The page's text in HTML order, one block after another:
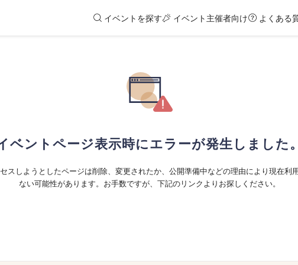
イベントを探す イベント主催者向け よくある
ベントページ表示時にエラーが発生しました。
スしようとしたページは削除、変更されたか、公開準備中などの理由により現在利
ない可能性があります。お手数ですが、下記のリンクよりお探しください。